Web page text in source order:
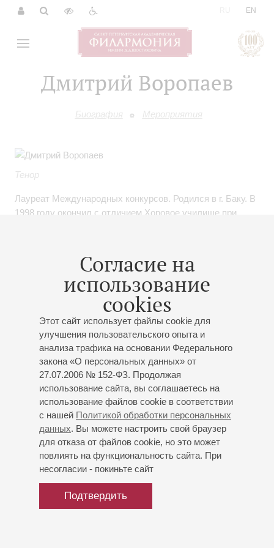
EN
Дмитрий Воропаев
Биография Мероприятия
Согласие на
использование
cookies
Этот сайт использует файлы cookie для
улучшения пользовательского опыта и
анализа трафика на основании Федерального
закона «О персональных данных» от
27.07.2006 № 152-ФЗ. Продолжая
использование сайта, вы соглашаетесь на
использование файлов cookie в соответствии
с нашей Политикой обработки персональных
данных. Вы можете настроить свой браузер
для отказа от файлов cookie, но это может
повлиять на функциональность сайта. При
несогласии - покиньте сайт
Подтвердить
Тенор
Лауреат Международных конкурсов. Родился в г. Баку. В
1998 году окончил с отличием Хоровое училище при
факультет Санкт-Петербургской государственной
консерватории им. Н. А. Римского-Корсакова в 2003 году.
С 2000 года – солист Мариинского театра. Также
выступал на сценах Венской оперы, Карнеги-холла,
Кеннеди-центра, Мадридского театра Real, Вигмор-
холла, Концертгебау и других оперных театров всего
Сотрудничал с такими дирижёрами, как Булез, Гергиев,
Кобос, Оно, Нозеда, Кремер, Титов, Дмитриев, Петренко